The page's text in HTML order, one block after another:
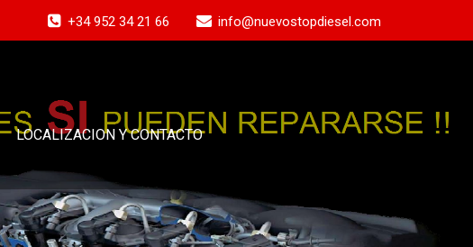
+34 952 34 21 66 info@nuevostopdiesel.com
LOCALIZACION Y CONTACTO